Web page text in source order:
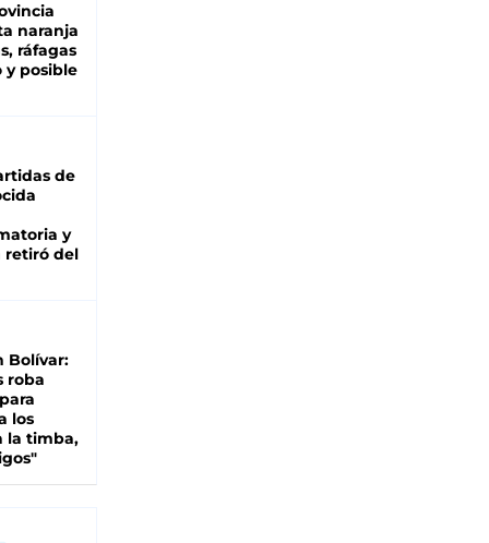
naranja
ráfagas
y posible
de
y
retiró del
Bolívar:
roba
los
la timba,